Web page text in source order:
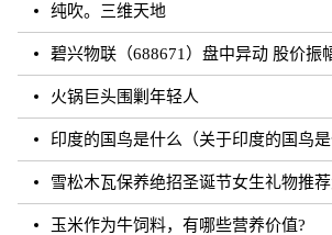
纯吹。三维天地
碧兴物联（688671）盘中异动 股价振幅达10.28% 跌7.03%
火锅巨头围剿年轻人
印度的国鸟是什么（关于印度的国鸟是什么的
雪松木瓦保养绝招圣诞节女生礼物推
玉米作为牛饲料，有哪些营养价值?